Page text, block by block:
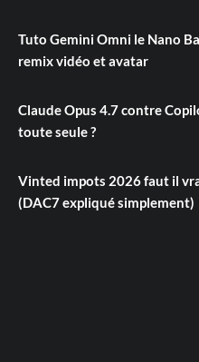
Tuto Gemini Omni le Nano
remix vidéo et avatar
Claude Opus 4.7 contre
toute seule ?
Vinted impots 2026 faut il
(DAC7 expliqué simplement)